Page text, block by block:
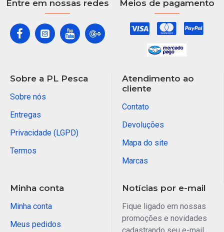
Entre em nossas redes Meios de pagamento
Sobre a PL Pesca
Sobre nós
Entregas
Privacidade (LGPD)
Termos
Atendimento ao
cliente
Contato
Devoluções
Mapa do site
Marcas
Minha conta
Minha conta
Meus pedidos
Notícias por e-mail
Fique ligado em nossas
promoções e novidades